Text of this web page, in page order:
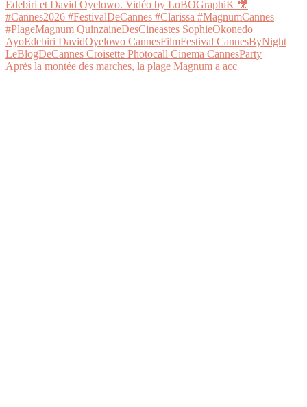
Après la montée des marches, la plage Magnum a acc